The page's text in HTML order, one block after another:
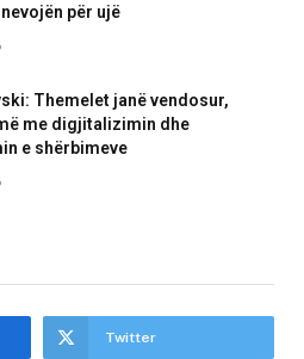
për ujë
Themelet janë vendosur,
me digjitalizimin dhe
e shërbimeve
Twitter